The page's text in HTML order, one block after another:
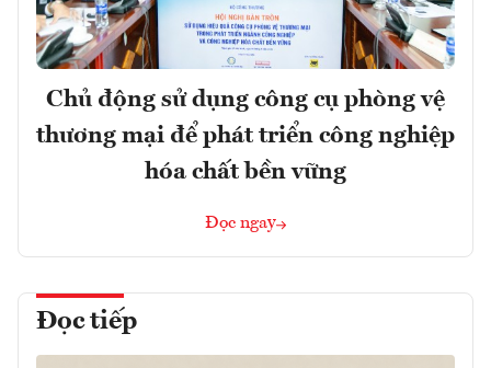
Chủ động sử dụng công cụ phòng vệ
thương mại để phát triển công nghiệp
hóa chất bền vững
Đọc ngay
Đọc tiếp